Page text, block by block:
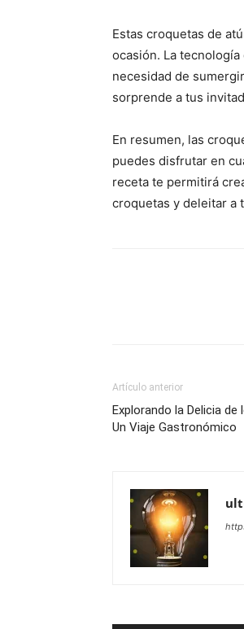
Estas croquetas de
ocasión. La
necesidad de
sorprende a tus
En resumen, las
puedes disfrutar en
receta te permitirá
croquetas y deleitar a
Artículo anterior
Explorando la Delicia de
Un Viaje Gastronómico